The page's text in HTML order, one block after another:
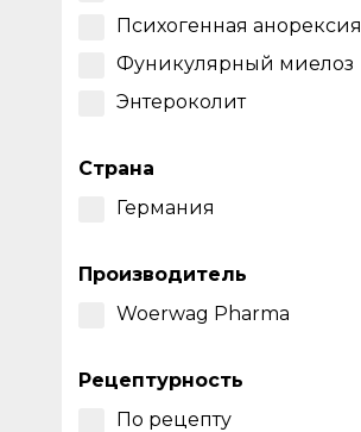
Психогенная анорексия
Фуникулярный миелоз
Энтероколит
Страна
Германия
Производитель
Woerwag Pharma
Рецептурность
По рецепту